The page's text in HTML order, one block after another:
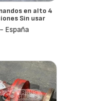
en alto 4
Sin usar
- España